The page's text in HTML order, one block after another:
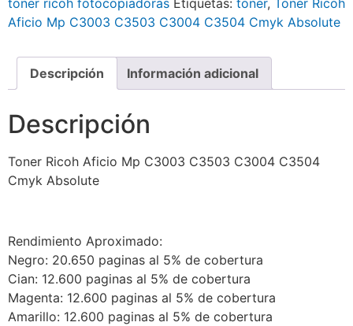
Aficio Mp C3003 C3503 C3004 C3504 Cmyk Absolute
Descripción Información adicional
Descripción
Toner Ricoh Aficio Mp C3003 C3503 C3004 C3504
Cmyk Absolute
Rendimiento Aproximado:
Negro: 20.650 paginas al 5% de cobertura
Cian: 12.600 paginas al 5% de cobertura
Magenta: 12.600 paginas al 5% de cobertura
Amarillo: 12.600 paginas al 5% de cobertura